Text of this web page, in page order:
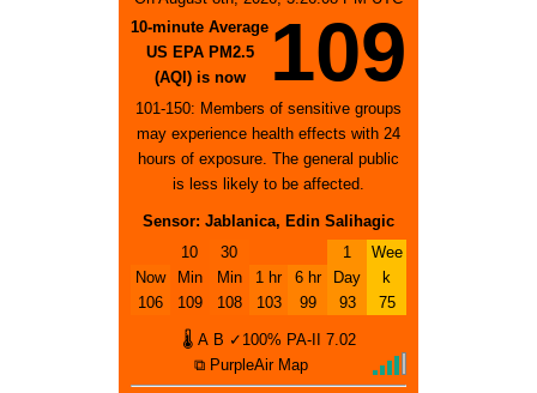
10-minute Average
US EPA PM2.5
(AQI) is now
109
101-150: Members of sensitive groups
may experience health effects with 24
hours of exposure. The general public
is less likely to be affected.
Sensor: Jablanica, Edin Salihagic
Now
106
10
Min
109
30
Min
108
1 hr
103
6 hr
99
1
Day
93
Wee
k
75
🌡 A B ✓100% PA-II 7.02
⧉ PurpleAir Map